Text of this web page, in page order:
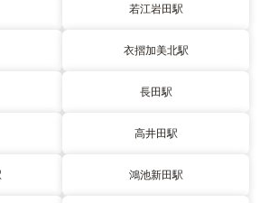
若江岩田駅
衣摺加美北駅
長田駅
高井田駅
鴻池新田駅